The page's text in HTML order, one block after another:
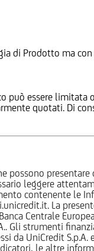
di Prodotto ma con
può essere limitata
quotati. Di
possono
leggere
contenente le
La
Centrale
Gli strumenti
da UniCredit
le altre